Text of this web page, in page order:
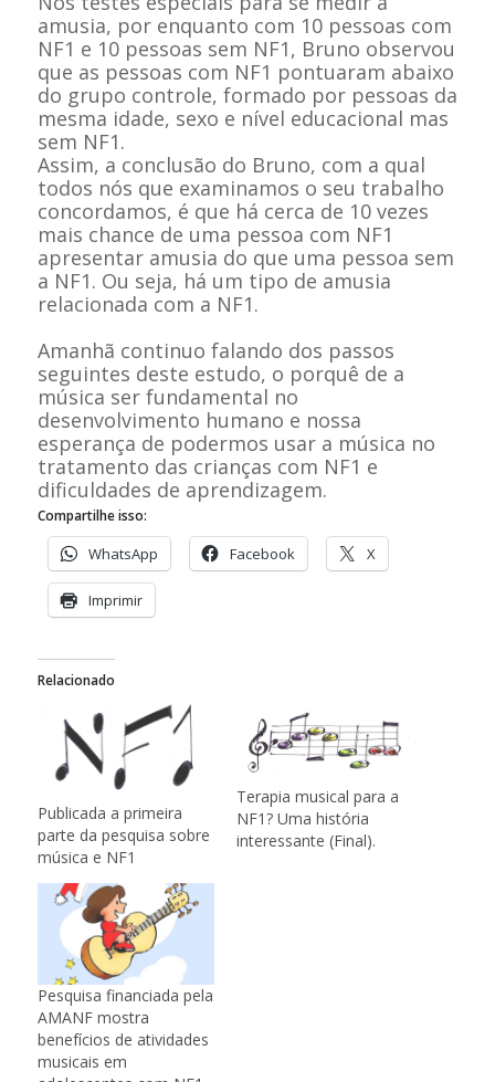
amusia, por enquanto com 10 pessoas com
NF1 e 10 pessoas sem NF1, Bruno observou
que as pessoas com NF1 pontuaram abaixo
do grupo controle, formado por pessoas da
mesma idade, sexo e nível educacional mas
sem NF1.
Assim, a conclusão do Bruno, com a qual
todos nós que examinamos o seu trabalho
concordamos, é que há cerca de 10 vezes
mais chance de uma pessoa com NF1
apresentar amusia do que uma pessoa sem
a NF1. Ou seja, há um tipo de amusia
relacionada com a NF1.
Amanhã continuo falando dos passos
seguintes deste estudo, o porquê de a
música ser fundamental no
desenvolvimento humano e nossa
esperança de podermos usar a música no
tratamento das crianças com NF1 e
dificuldades de aprendizagem.
Compartilhe isso:
WhatsApp Facebook X
Imprimir
Relacionado
Publicada a primeira
parte da pesquisa sobre
música e NF1
Terapia musical para a
NF1? Uma história
interessante (Final).
Pesquisa financiada pela
AMANF mostra
benefícios de atividades
musicais em